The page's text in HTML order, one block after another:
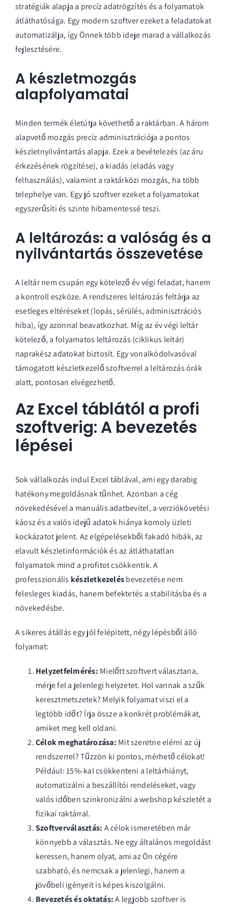
stratégiák alapja a precíz adatrögzítés és a folyamatok
átláthatósága. Egy modern szoftver ezeket a feladatokat
automatizálja, így Önnek több ideje marad a vállalkozás
fejlesztésére.
A készletmozgás
alapfolyamatai
Minden termék életútja követhető a raktárban. A három
alapvető mozgás precíz adminisztrációja a pontos
készletnyilvántartás alapja. Ezek a bevételezés (az áru
érkezésének rögzítése), a kiadás (eladás vagy
felhasználás), valamint a raktárközi mozgás, ha több
telephelye van. Egy jó szoftver ezeket a folyamatokat
egyszerűsíti és szinte hibamentessé teszi.
A leltározás: a valóság és a
nyilvántartás összevetése
A leltár nem csupán egy kötelező év végi feladat, hanem
a kontroll eszköze. A rendszeres leltározás feltárja az
esetleges eltéréseket (lopás, sérülés, adminisztrációs
hiba), így azonnal beavatkozhat. Míg az év végi leltár
kötelező, a folyamatos leltározás (ciklikus leltár)
naprakész adatokat biztosít. Egy vonalkódolvasóval
támogatott készletkezelő szoftverrel a leltározás órák
alatt, pontosan elvégezhető.
Az Excel táblától a profi
szoftverig: A bevezetés
lépései
Sok vállalkozás indul Excel táblával, ami egy darabig
hatékony megoldásnak tűnhet. Azonban a cég
növekedésével a manuális adatbevitel, a verziókövetési
káosz és a valós idejű adatok hiánya komoly üzleti
kockázatot jelent. Az elgépelésekből fakadó hibák, az
elavult készletinformációk és az átláthatatlan
folyamatok mind a profitot csökkentik. A
professzionális készletkezelésbevezetése nem
felesleges kiadás, hanem befektetés a stabilitásba és a
növekedésbe.
A sikeres átállás egy jól felépített, négy lépésből álló
folyamat:
Helyzetfelmérés: Mielőtt szoftvert választana,
mérje fel a jelenlegi helyzetet. Hol vannak a szűk
keresztmetszetek? Melyik folyamat viszi el a
legtöbb időt? Írja össze a konkrét problémákat,
amiket meg kell oldani.
Célok meghatározása: Mit szeretne elérni az új
rendszerrel? Tűzzön ki pontos, mérhető célokat!
Például: 15%-kal csökkenteni a leltárhiányt,
automatizálni a beszállítói rendeléseket, vagy
valós időben szinkronizálni a webshop készletét a
fizikai raktárral.
Szoftverválasztás: A célok ismeretében már
könnyebb a választás. Ne egy általános megoldást
keressen, hanem olyat, ami az Ön cégére
szabható, és nemcsak a jelenlegi, hanem a
jövőbeli igényeit is képes kiszolgálni.
Bevezetés és oktatás:A legjobb szoftver is